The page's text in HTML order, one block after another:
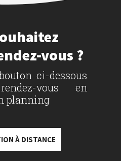
vous ?
ci-dessous
vous en
planning
À DISTANCE